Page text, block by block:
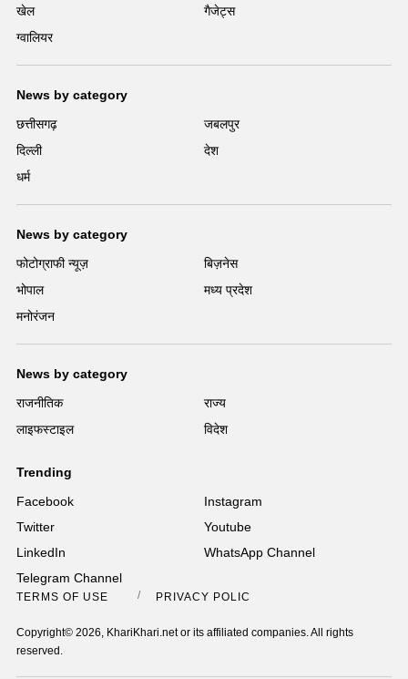
खेल
गैजेट्स
ग्वालियर
News by category
छत्तीसगढ़
जबलपुर
दिल्ली
देश
धर्म
News by category
फोटोग्राफी न्यूज़
बिज़नेस
भोपाल
मध्य प्रदेश
मनोरंजन
News by category
राजनीतिक
राज्य
लाइफस्टाइल
विदेश
Trending
Facebook
Instagram
Twitter
Youtube
LinkedIn
WhatsApp Channel
Telegram Channel
TERMS OF USE PRIVACY POLICY
Copyright© 2026, KhariKhari.net or its affiliated companies. All rights
reserved.